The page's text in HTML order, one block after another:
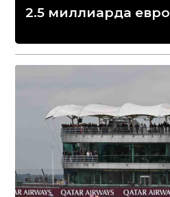
2.5 миллиарда евро